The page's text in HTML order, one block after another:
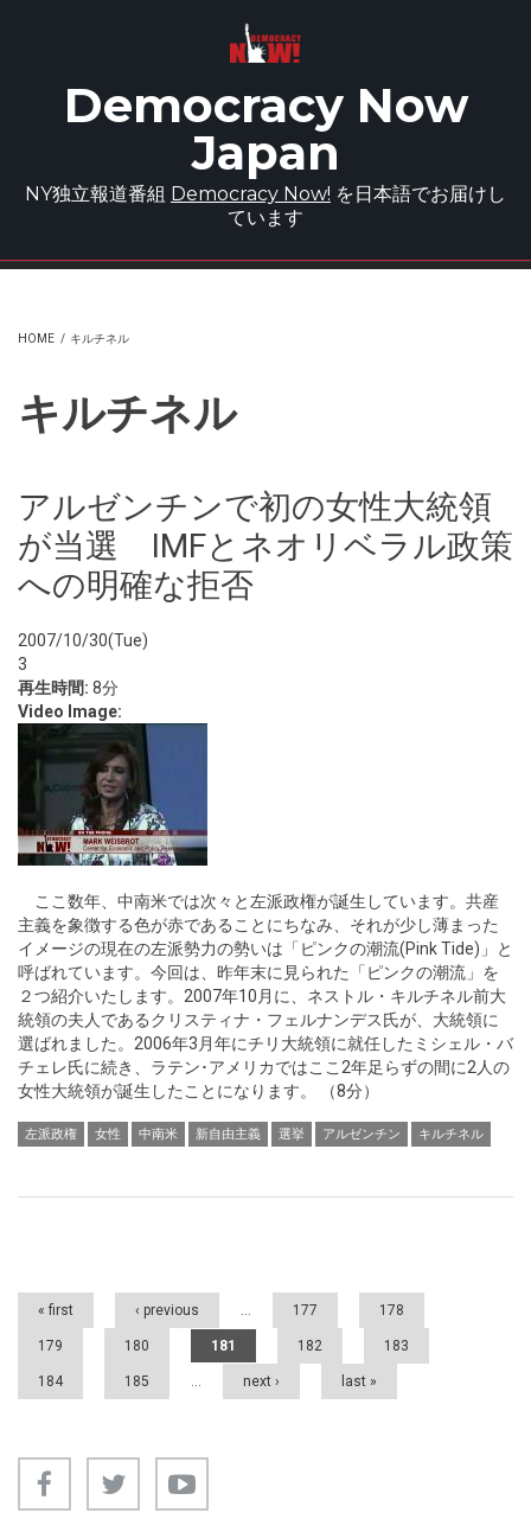
Democracy Now
Japan
NY独立報道番組 Democracy Now! を日本語でお届けし
ています
HOME / キルチネル
キルチネル
アルゼンチンで初の女性大統領
が当選 IMFとネオリベラル政策
への明確な拒否
2007/10/30(Tue)
3
再生時間: 8分
Video Image:
ここ数年、中南米では次々と左派政権が誕生しています。共産
主義を象徴する色が赤であることにちなみ、それが少し薄まった
イメージの現在の左派勢力の勢いは「ピンクの潮流(Pink Tide)」と
呼ばれています。今回は、昨年末に見られた「ピンクの潮流」を
２つ紹介いたします。2007年10月に、ネストル・キルチネル前大
統領の夫人であるクリスティナ・フェルナンデス氏が、大統領に
選ばれました。2006年3月年にチリ大統領に就任したミシェル・バ
チェレ氏に続き、ラテン･アメリカではここ2年足らずの間に2人の
女性大統領が誕生したことになります。 （8分）
左派政権 女性 中南米 新自由主義 選挙 アルゼンチン キルチネル
Pages
« first ‹ previous … 177 178
179 180 181 182 183
184 185 … next › last »